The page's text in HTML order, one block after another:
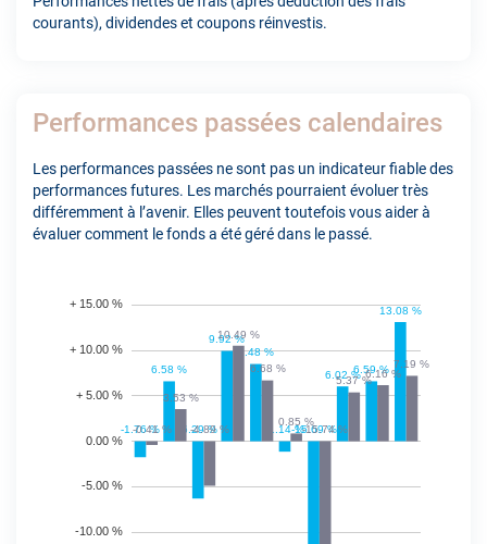
courants), dividendes et coupons réinvestis.
Performances passées calendaires
Les performances passées ne sont pas un indicateur fiable des
performances futures. Les marchés pourraient évoluer très
différemment à l’avenir. Elles peuvent toutefois vous aider à
évaluer comment le fonds a été géré dans le passé.